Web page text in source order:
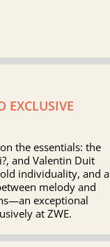
the essentials: the
and Valentin Duit
individuality, and a
melody and
exceptional
at ZWE.